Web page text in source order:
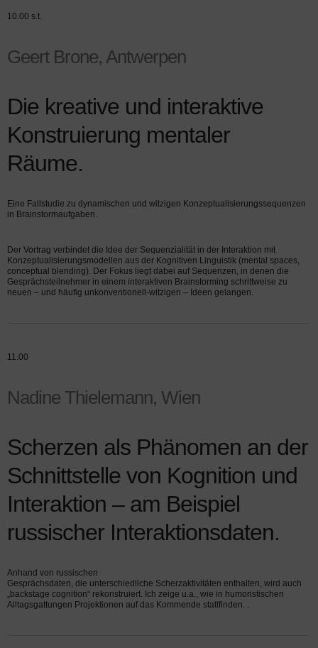
10.00 s.t.
Geert Brone, Antwerpen
Die kreative und interaktive
Konstruierung mentaler
Räume.
Eine Fallstudie zu dynamischen und witzigen Konzeptualisierungssequenzen
in Brainstormaufgaben.
Der Vortrag verbindet die Idee der Sequenzialität in der Interaktion mit
Konzeptualisierungsmodellen aus der Kognitiven Linguistik (mental spaces,
conceptual blending). Der Fokus liegt dabei auf Sequenzen, in denen die
Gesprächsteilnehmer in einem interaktiven Brainstorming schrittweise zu
neuen – und häufig unkonventionell-witzigen – Ideen gelangen.
11.00
Nadine Thielemann, Wien
Scherzen als Phänomen an der
Schnittstelle von Kognition und
Interaktion – am Beispiel
russischer Interaktionsdaten.
Anhand von russischen
Gesprächsdaten, die unterschiedliche Scherzaktivitäten enthalten, wird auch
„backstage cognition“ rekonstruiert. Ich zeige u.a., wie in humoristischen
Alltagsgattungen Projektionen auf das Kommende stattfinden. .